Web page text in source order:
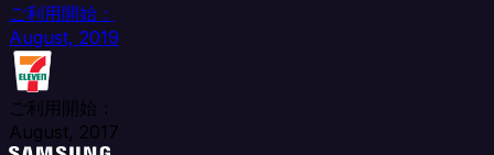
ご利用開始：
August, 2019
ご利用開始：
August, 2017